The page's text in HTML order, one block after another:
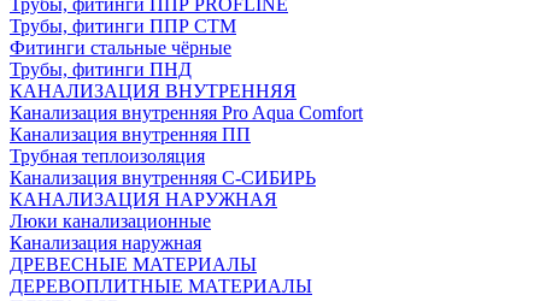
Трубы, фитинги ППР PROFLINE
Трубы, фитинги ППР СТМ
Фитинги стальные чёрные
Трубы, фитинги ПНД
КАНАЛИЗАЦИЯ ВНУТРЕННЯЯ
Канализация внутренняя Pro Aqua Comfort
Канализация внутренняя ПП
Трубная теплоизоляция
Канализация внутренняя С-СИБИРЬ
КАНАЛИЗАЦИЯ НАРУЖНАЯ
Люки канализационные
Канализация наружная
ДРЕВЕСНЫЕ МАТЕРИАЛЫ
ДЕРЕВОПЛИТНЫЕ МАТЕРИАЛЫ